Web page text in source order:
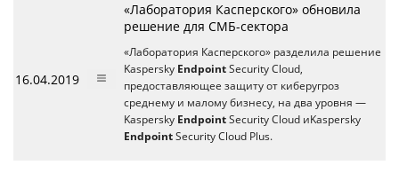
16.04.2019
«Лаборатория Касперского» обновила
решение для СМБ-сектора
«Лаборатория Касперского» разделила решение
Kaspersky Endpoint Security Cloud,
предоставляющее защиту от киберугроз
среднему и малому бизнесу, на два уровня —
Kaspersky Endpoint Security Cloud иKaspersky
Endpoint Security Cloud Plus.